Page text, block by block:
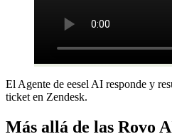
El Agente de eesel AI responde y
ticket en Zendesk.
Más allá de las Rovo